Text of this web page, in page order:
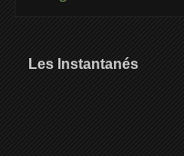
Les Instantanés